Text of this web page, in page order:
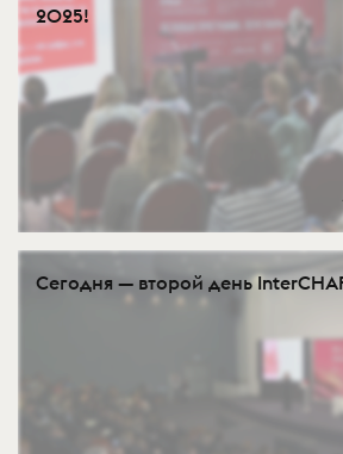
2025!
Сегодня — второй день